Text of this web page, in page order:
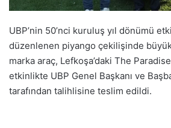
UBP’nin 50’nci kuruluş yıl dönümü
düzenlenen piyango çekilişinde
marka araç, Lefkoşa’daki The
etkinlikte UBP Genel Başkanı ve
tarafından talihlisine teslim edildi.